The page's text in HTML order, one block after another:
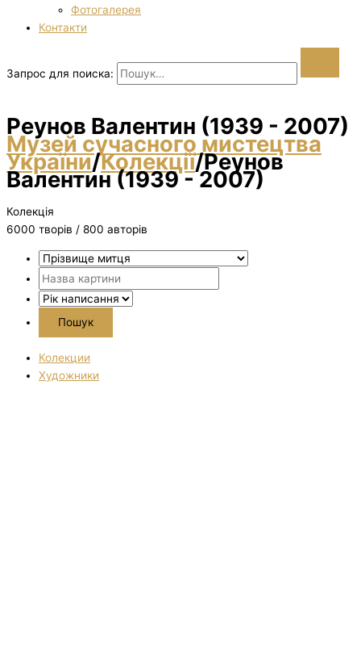
Фотогалерея
Контакти
Запрос для поиска:
Реунов Валентин (1939 - 2007)
Музей сучасного мистецтва
України/Колекції/Реунов
Валентин (1939 - 2007)
Колекція
6000 творiв / 800 авторів
Колекции
Художники